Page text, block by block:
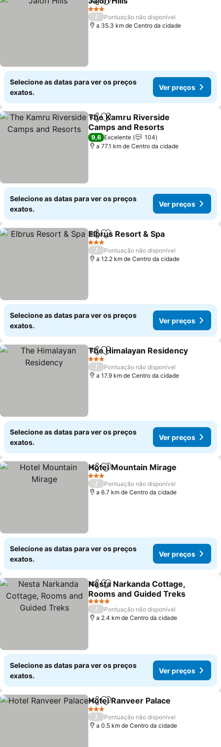
PartilharAdicionar aos favoritos
3 Estrelas
/
Pontuação não disponível
a 35.3 km de Centro da cidade
Selecione as datas para ver os preços
exatos.
Ver preços
PartilharAdicionar aos favoritos
The Kamru Riverside
Camps and Resorts
9,6 Excelente
104
a 77.1 km de Centro da cidade
Selecione as datas para ver os preços
exatos.
Ver preços
PartilharAdicionar aos favoritos
Elbrus Resort & Spa
3 Estrelas
/
Pontuação não disponível
a 12.2 km de Centro da cidade
Selecione as datas para ver os preços
exatos.
Ver preços
PartilharAdicionar aos favoritos
The Himalayan Residency
3 Estrelas
/
Pontuação não disponível
a 17.9 km de Centro da cidade
Selecione as datas para ver os preços
exatos.
Ver preços
PartilharAdicionar aos favoritos
Hotel Mountain Mirage
3 Estrelas
/
Pontuação não disponível
a 6.7 km de Centro da cidade
Selecione as datas para ver os preços
exatos.
Ver preços
PartilharAdicionar aos favoritos
Nesta Narkanda Cottage,
Rooms and Guided Treks
4 Estrelas
/
Pontuação não disponível
a 2.4 km de Centro da cidade
Selecione as datas para ver os preços
exatos.
Ver preços
PartilharAdicionar aos favoritos
Hotel Ranveer Palace
3 Estrelas
/
Pontuação não disponível
a 0.5 km de Centro da cidade